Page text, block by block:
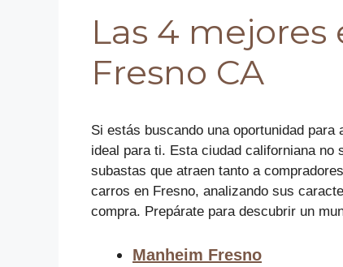
Las 4 mejores
Fresno CA
Si estás buscando una oportunidad
ideal para ti. Esta ciudad californiana
subastas que atraen tanto a
carros en Fresno, analizando sus
compra. Prepárate para descubrir un
Manheim Fresno